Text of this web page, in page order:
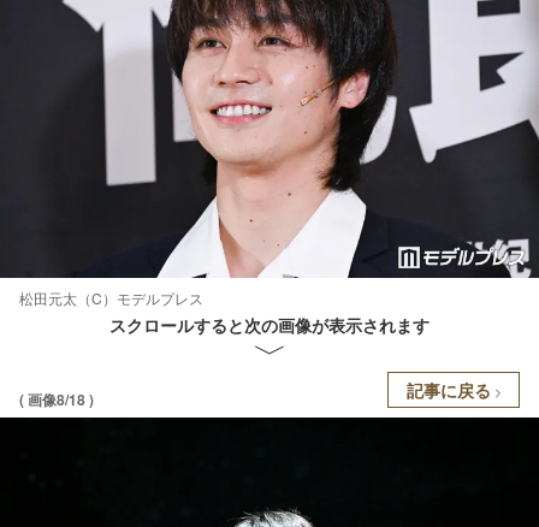
松田元太（C）モデルプレス
スクロールすると次の画像が表示されます
( 画像8/18 ) 記事に戻る